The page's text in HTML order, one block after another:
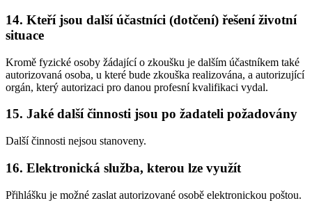
14. Kteří jsou další účastníci (dotčení) řešení životní
situace
Kromě fyzické osoby žádající o zkoušku je dalším účastníkem také
autorizovaná osoba, u které bude zkouška realizována, a autorizující
orgán, který autorizaci pro danou profesní kvalifikaci vydal.
15. Jaké další činnosti jsou po žadateli požadovány
Další činnosti nejsou stanoveny.
16. Elektronická služba, kterou lze využít
Přihlášku je možné zaslat autorizované osobě elektronickou poštou.